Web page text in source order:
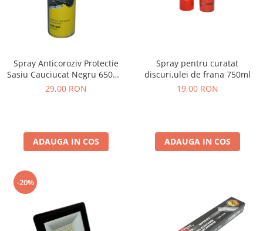
Spray Anticoroziv Protectie
Sasiu Cauciucat Negru 650ml,
Insonorizant Auto
29,00 RON
ADAUGA IN COS
Spray pentru curatat
discuri,ulei de frana 750ml
19,00 RON
ADAUGA IN COS
-20%